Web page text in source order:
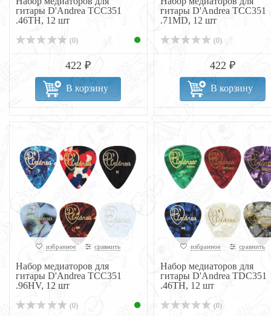
гитары D'Andrea TCC351
.46TH, 12 шт
(0)
422 ₽
В корзину
гитары D'Andrea TCC351
.71MD, 12 шт
(0)
422 ₽
В корзину
избранное сравнить
Набор медиаторов для
гитары D'Andrea TCC351
.96HV, 12 шт
(0)
избранное сравнить
Набор медиаторов для
гитары D'Andrea TDC351
.46TH, 12 шт
(0)